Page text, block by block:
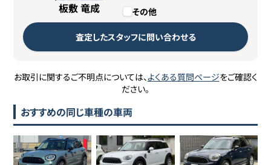
板敷 竜成
その他
査定したスタッフに問い合わせる
お取引に関するご不明点については、よくある質問ページをご確認く
ださい。
おすすめの同じ車種の車両